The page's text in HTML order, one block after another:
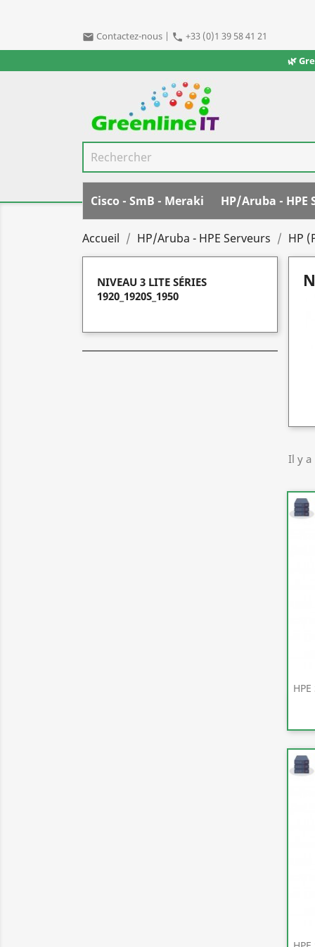
email Contactez-nous | phone +33 (0)1 39 58 41 21
🌿
Cisco - SmB - Meraki HP/Aruba - HPE
Accueil HP/Aruba - HPE Serveurs HP
NIVEAU 3 LITE SÉRIES
1920_1920S_1950
Il y a